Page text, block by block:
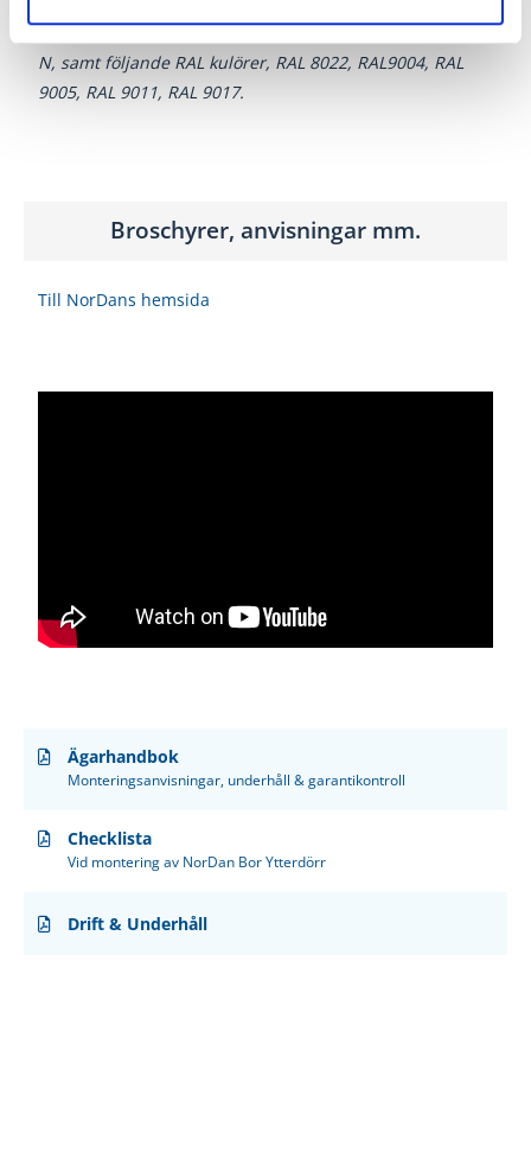
dörrar menas, kulörer eller brytningar över NCS S8500-
N, samt följande RAL kulörer, RAL 8022, RAL9004, RAL
9005, RAL 9011, RAL 9017.
Broschyrer, anvisningar mm.
Till NorDans hemsida
Ägarhandbok
Monteringsanvisningar, underhåll & garantikontroll
Checklista
Vid montering av NorDan Bor Ytterdörr
Drift & Underhåll